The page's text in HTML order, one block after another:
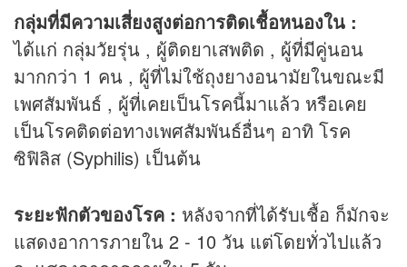
กลุ่มที่มีความเสี่ยงสูงต่อการติดเชื้อหนองใน :
ได้แก่ กลุ่มวัยรุ่น , ผู้ติดยาเสพติด , ผู้ที่มีคู่นอน
มากกว่า 1 คน , ผู้ที่ไม่ใช้ถุงยางอนามัยในขณะมี
เพศสัมพันธ์ , ผู้ที่เคยเป็นโรคนี้มาแล้ว หรือเคย
เป็นโรคติดต่อทางเพศสัมพันธ์อื่นๆ อาทิ โรค
ซิฟิลิส (Syphilis) เป็นต้น
ระยะฟักตัวของโรค : หลังจากที่ได้รับเชื้อ ก็มักจะ
แสดงอาการภายใน 2 - 10 วัน แต่โดยทั่วไปแล้ว